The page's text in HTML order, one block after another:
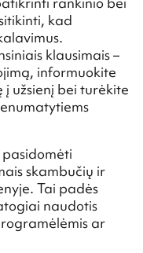
kad
klausimais –
informuokite
užsienį bei turėkite
skambučių ir
Tai padės
naudotis
ar